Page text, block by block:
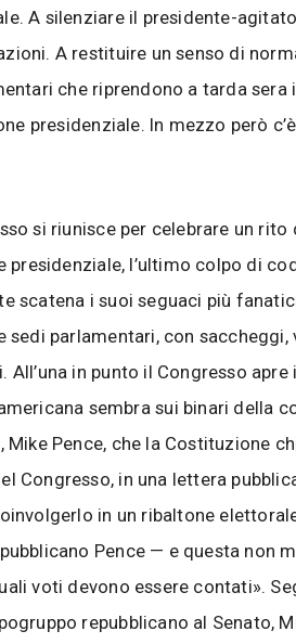
A silenziare il presidente-
A restituire un senso di
che riprendono a tarda sera
presidenziale. In mezzo però
si riunisce per celebrare un rito
presidenziale, l’ultimo colpo di
scatena i suoi seguaci più
sedi parlamentari, con saccheggi,
in punto il Congresso apre
sembra sui binari della
Pence, che la Costituzione
Congresso, in una lettera
in un ribaltone
Pence — e questa non
voti devono essere contati».
repubblicano al Senato,